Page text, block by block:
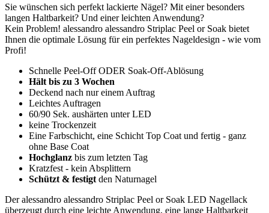
Sie wünschen sich perfekt lackierte Nägel? Mit einer besonders
langen Haltbarkeit? Und einer leichten Anwendung?
Kein Problem! alessandro alessandro Striplac Peel or Soak bietet
Ihnen die optimale Lösung für ein perfektes Nageldesign - wie vom
Profi!
Schnelle Peel-Off ODER Soak-Off-Ablösung
Hält bis zu 3 Wochen
Deckend nach nur einem Auftrag
Leichtes Auftragen
60/90 Sek. aushärten unter LED
keine Trockenzeit
Eine Farbschicht, eine Schicht Top Coat und fertig - ganz
ohne Base Coat
Hochglanz bis zum letzten Tag
Kratzfest - kein Absplittern
Schützt & festigt den Naturnagel
Der alessandro alessandro Striplac Peel or Soak LED Nagellack
überzeugt durch eine leichte Anwendung, eine lange Haltbarkeit